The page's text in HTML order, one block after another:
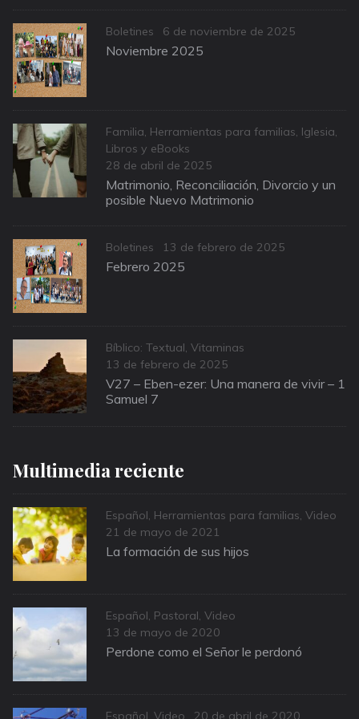
Categories
Boletines
Posted
on
6 de noviembre de 2025
Noviembre 2025
Categories
Familia, Herramientas para familias, Iglesia,
Libros y eBooks
Posted
on
28 de abril de 2025
Matrimonio, Reconciliación, Divorcio y un
posible Nuevo Matrimonio
Categories
Boletines
Posted
on
13 de febrero de 2025
Febrero 2025
Categories
Bíblico: Textual, Vitaminas
Posted
on
13 de febrero de 2025
V27 – Eben-ezer: Una manera de vivir – 1
Samuel 7
Multimedia reciente
Categories
Español, Herramientas para familias, Video
Posted
on
21 de mayo de 2021
La formación de sus hijos
Categories
Español, Pastoral, Video
Posted
on
13 de mayo de 2020
Perdone como el Señor le perdonó
Categories
Español Video Posted
20 de abril de 2020